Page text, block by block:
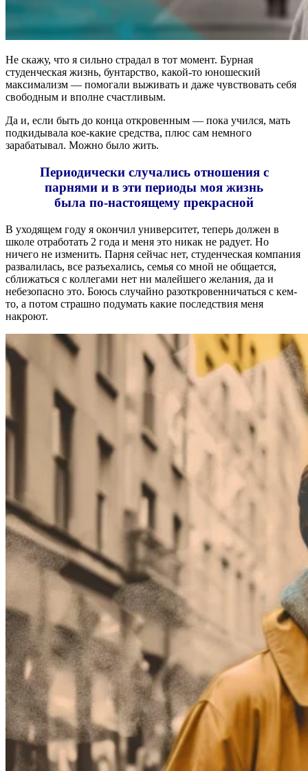
Не скажу, что я сильно страдал в тот момент. Бурная
студенческая жизнь, бунтарство, какой-то юношеский
максимализм — помогали выживать и даже чувствовать себя
свободным и вполне счастливым.
Да и, если быть до конца откровенным — пока учился, мать
подкидывала кое-какие средства, плюс сам немного
зарабатывал. Можно было жить.
Периодически случались отношения с
парнями и в эти периоды моя жизнь
была по-настоящему прекрасной
В уходящем году я окончил университет, теперь должен в
школе отработать 2 года и меня это никак не радует. Но
ничего не изменить. Парня сейчас нет, студенческая компания
развалилась, все разъехались, семья со мной не общается,
сближаться с коллегами нет ни малейшего желания, да и
небезопасно это. Боюсь случайно разоткровенничаться с кем-
то, а потом страшно подумать какие последствия меня
накроют.